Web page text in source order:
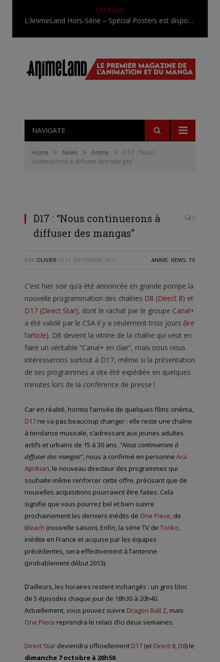
EN BREF
Une nouvelle série TV Digimon en préparation pour 2027
NAVIGATE
Home » News » Anime »
D17 : “Nous
continuerons à diffuser des mangas”
D17 : “Nous continuerons à
diffuser des mangas”
0
PAR OLIVIER LE 21 SEPTEMBRE 2012 ANIME, NEWS, TV
C’est hier soir qu’a été annoncée en grande pompe la
nouvelle programmation des chaînes D8 (Direct 8) et
D17 (Direct Star), dont le rachat par le groupe Canal+
a été validé par le CSA il y a seulement trois jours (lire
l’article). D8 devient la vitrine de la chaîne qui veut en
faire un véritable “Canal+ en clair”, mais nous nous
intéresserons surtout à D17, même si la présentation
de ses programmes a vite été expédiée en quelques
minutes lors de la conférence de presse !
Car en réalité, hormis l’arrivée de quelques films cinéma,
D17 ne va pas beaucoup changer : elle reste une chaîne
à tendance musicale, s’adressant aux jeunes adultes
actifs et urbains de 15 à 30 ans. “Nous continuerons à
diffuser des mangas“, nous a confirmé en personne Ara
Aprikian, le nouveau directeur des programmes qui
souhaite même renforcer cette offre, précisant que de
nouvelles acquisitions pourraient être faites. Cela
signifie que vous pourrez bel et bien suivre
prochainement les derniers inédits de One Piece, de
Bleach (nouvelle saison). Enfin, la série TV de Toriko,
inédite en France et acquise par les équipes
précédentes, sera effectivement à l’antenne
(probablement début 2013).
D’ailleurs, les horaires restent inchangés : un gros bloc
de 5 épisodes chaque jour de 18h30 à 20h40.
Actuellement, vous pouvez suivre Dragon Ball Z, mais
One Piece reprendra le relais d’ici deux semaines.
Direct Star deviendra officiellement D17 (et Direct 8, D8) le
dimanche 7 octobre à 20h50.